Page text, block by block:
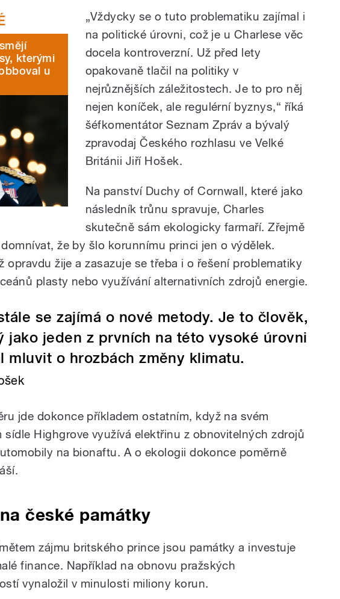
kterými
u
„Vždycky se o tuto problematiku zajímal i
na politické úrovni, což je u Charlese věc
docela kontroverzní. Už před lety
opakovaně tlačil na politiky v
nejrůznějších záležitostech. Je to pro něj
nejen koníček, ale regulérní byznys,“ říká
šéfkomentátor Seznam Zpráv a bývalý
zpravodaj Českého rozhlasu ve Velké
Británii Jiří Hošek.
Na panství Duchy of Cornwall, které jako
následník trůnu spravuje, Charles
skutečně sám ekologicky farmaří. Zřejmě
že by šlo korunnímu princi jen o výdělek.
opravdu žije a zasazuje se třeba i o řešení problematiky
plasty nebo využívání alternativních zdrojů energie.
se zajímá o nové metody. Je to člověk,
jako jeden z prvních na této vysoké úrovni
mluvit o hrozbách změny klimatu.
jde dokonce příkladem ostatním, když na svém
sídle Highgrove využívá elektřinu z obnovitelných zdrojů
na bionaftu. A o ekologii dokonce poměrně
české památky
zájmu britského prince jsou památky a investuje
finance. Například na obnovu pražských
vynaložil v minulosti miliony korun.